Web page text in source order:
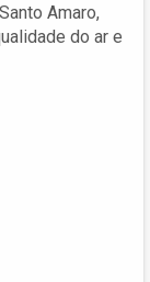
Amaro,
do ar e